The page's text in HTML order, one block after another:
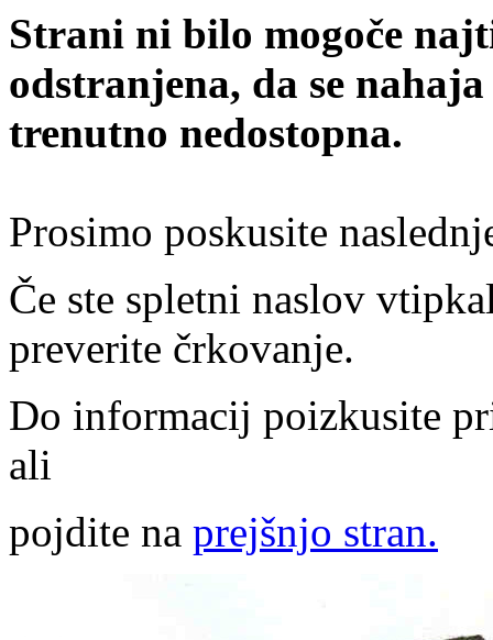
Strani ni bilo mogoče
odstranjena, da se
trenutno nedostopna.
Prosimo poskusite
Če ste spletni naslov
preverite črkovanje.
Do informacij poizkusite
ali
pojdite na prejšnjo stran.